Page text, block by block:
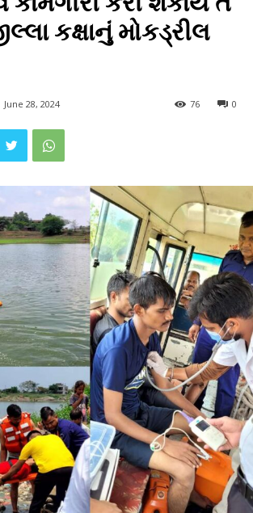
કક્ષાનું મોકડ્રીલ
June 28, 2024 0
76